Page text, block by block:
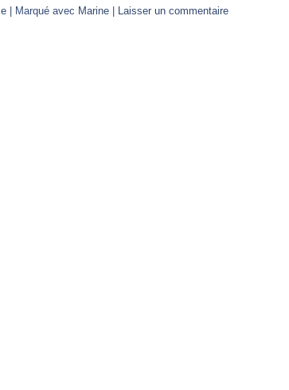
Marqué avec Marine Laisser un commentaire